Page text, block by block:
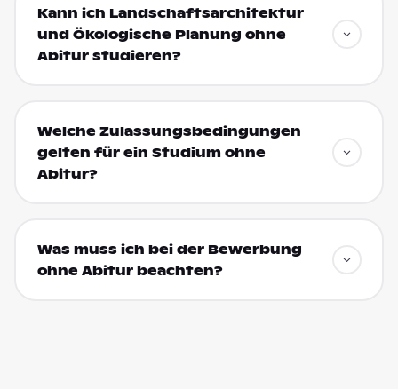
Kann ich Landschaftsarchitektur
und Ökologische Planung ohne
Abitur studieren?
Welche Zulassungsbedingungen
gelten für ein Studium ohne
Abitur?
Was muss ich bei der Bewerbung
ohne Abitur beachten?